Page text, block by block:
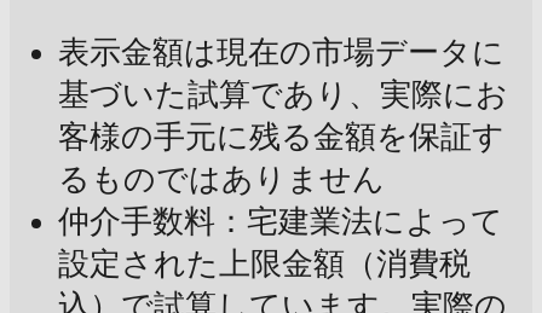
表示金額は現在の市場データに
基づいた試算であり、実際にお
客様の手元に残る金額を保証す
るものではありません
仲介手数料：宅建業法によって
設定された上限金額（消費税